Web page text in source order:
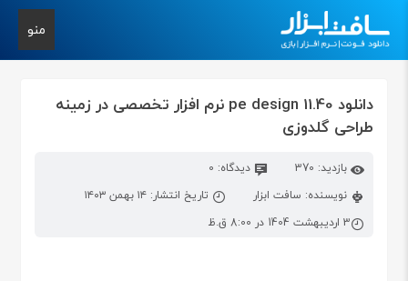
منو
دانلود pe design 11.40 نرم افزار تخصصی در زمینه
طراحی گلدوزی
بازدید: 370
دیدگاه: 0
نویسنده: سافت ابزار
تاریخ انتشار: ۱۴ بهمن ۱۴۰۳
3 اردیبهشت 1404 در 8:00 ق.ظ